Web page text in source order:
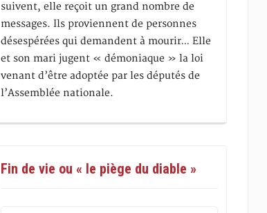
suivent, elle reçoit un grand nombre de
messages. Ils proviennent de personnes
désespérées qui demandent à mourir… Elle
et son mari jugent « démoniaque » la loi
venant d’être adoptée par les députés de
l’Assemblée nationale.
Fin de vie ou « le piège du diable »